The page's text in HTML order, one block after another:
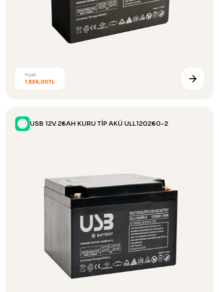
Fiyat
1.836,00TL
USB 12V 26AH KURU TİP AKÜ ULL120260-2